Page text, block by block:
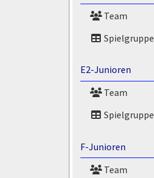
Team
Spielgruppe
E2-Junioren
Team
Spielgruppe
F-Junioren
Team